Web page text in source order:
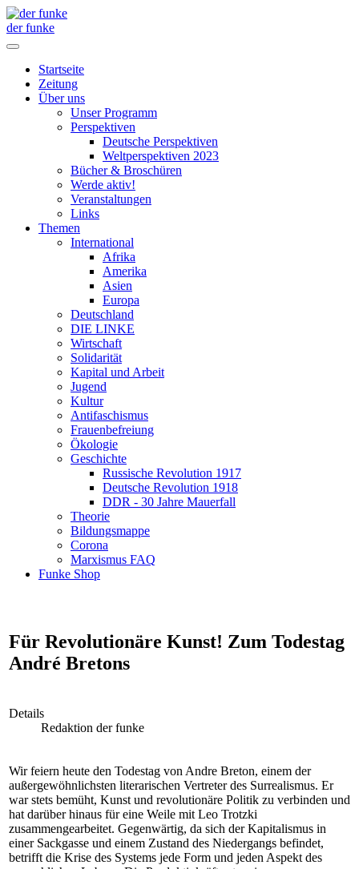
der funke
Startseite
Zeitung
Über uns
Unser Programm
Perspektiven
Deutsche Perspektiven
Weltperspektiven 2023
Bücher & Broschüren
Werde aktiv!
Veranstaltungen
Links
Themen
International
Afrika
Amerika
Asien
Europa
Deutschland
DIE LINKE
Wirtschaft
Solidarität
Kapital und Arbeit
Jugend
Kultur
Antifaschismus
Frauenbefreiung
Ökologie
Geschichte
Russische Revolution 1917
Deutsche Revolution 1918
DDR - 30 Jahre Mauerfall
Theorie
Bildungsmappe
Corona
Marxismus FAQ
Funke Shop
Für Revolutionäre Kunst! Zum Todestag
André Bretons
Details
Redaktion der funke
Wir feiern heute den Todestag von Andre Breton, einem der
außergewöhnlichsten literarischen Vertreter des Surrealismus. Er
war stets bemüht, Kunst und revolutionäre Politik zu verbinden und
hat darüber hinaus für eine Weile mit Leo Trotzki
zusammengearbeitet. Gegenwärtig, da sich der Kapitalismus in
einer Sackgasse und einem Zustand des Niedergangs befindet,
betrifft die Krise des Systems jede Form und jeden Aspekt des